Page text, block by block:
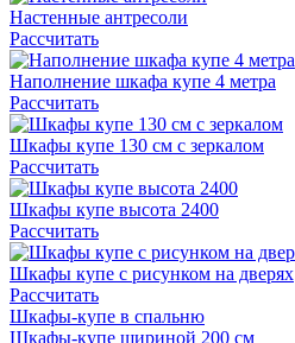
Настенные антресоли
Рассчитать
Наполнение шкафа купе 4 метра
Рассчитать
Шкафы купе 130 см с зеркалом
Рассчитать
Шкафы купе высота 2400
Рассчитать
Шкафы купе с рисунком на дверях
Рассчитать
Шкафы-купе в спальню
Шкафы-купе шириной 200 см